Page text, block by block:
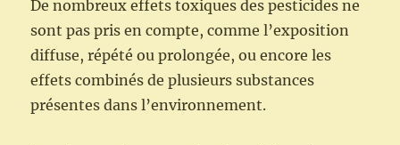
De nombreux effets toxiques des pesticides ne
sont pas pris en compte, comme l’exposition
diffuse, répété ou prolongée, ou encore les
effets combinés de plusieurs substances
présentes dans l’environnement.